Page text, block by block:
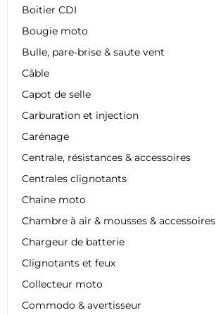
Boitier CDI
Bougie moto
Bulle, pare-brise & saute vent
Câble
Capot de selle
Carburation et injection
Carénage
Centrale, résistances & accessoires
Centrales clignotants
Chaine moto
Chambre à air & mousses & accessoires
Chargeur de batterie
Clignotants et feux
Collecteur moto
Commodo & avertisseur